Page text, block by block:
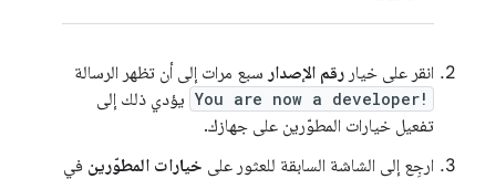
انقر على خيار رقم الإصدار سبع مرات إلى أن تظهر الرسالة
You are now a developer! يؤدي ذلك إلى
تفعيل خيارات المطوّرين على جهازك.
ارجِع إلى الشاشة السابقة للعثور على خيارات المطوّرين في